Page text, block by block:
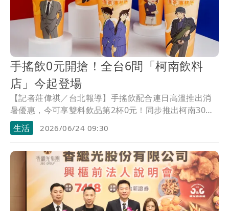
手搖飲0元開搶！全台6間「柯南飲料
店」今起登場
【記者莊偉祺／台北報導】手搖飲配合連日高溫推出消
暑優惠，今可享雙料飲品第2杯0元！同步推出柯南30週
年活動，包含全台6間「柯南主題店」登場，還有聯名
杯、周邊商品陸續登場，19元起就能拿到。
生活 2026/06/24 09:30